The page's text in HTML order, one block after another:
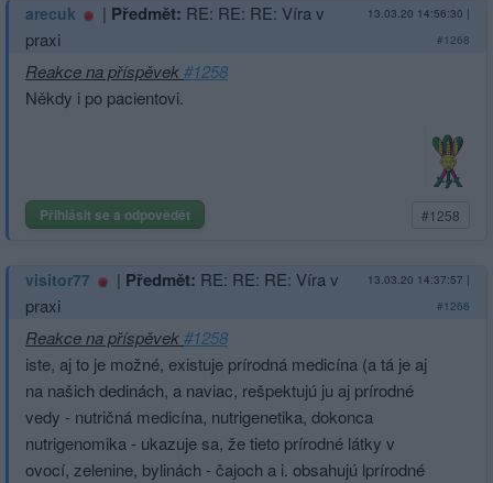
arecuk | Předmět: RE: RE: RE: Víra v
praxi
13.03.20 14:56:30 |
#1268
Reakce na příspěvek#1258
Někdy i po pacientovi.
Přihlásit se a odpovědět #1258
visitor77 | Předmět: RE: RE: RE: Víra v
praxi
13.03.20 14:37:57 |
#1266
Reakce na příspěvek#1258
iste, aj to je možné, existuje prírodná medicína (a tá je aj
na našich dedinách, a naviac, rešpektujú ju aj prírodné
vedy - nutričná medicína, nutrigenetika, dokonca
nutrigenomika - ukazuje sa, že tieto prírodné látky v
ovocí, zelenine, bylinách - čajoch a i. obsahujú lprírodné